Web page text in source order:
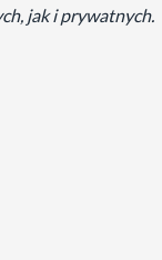
jak i prywatnych.